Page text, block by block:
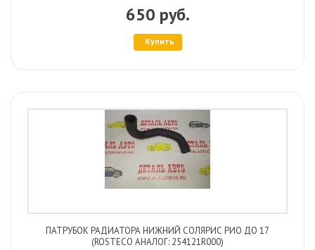
650 руб.
Купить
ПАТРУБОК РАДИАТОРА НИЖНИЙ СОЛЯРИС РИО ДО 17
(ROSTECO АНАЛОГ: 254121R000)